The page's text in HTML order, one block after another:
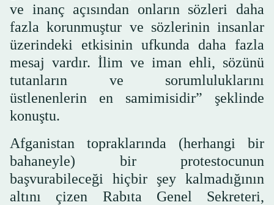
ve inanç açısından onların sözleri daha
fazla korunmuştur ve sözlerinin insanlar
üzerindeki etkisinin ufkunda daha fazla
mesaj vardır. İlim ve iman ehli, sözünü
tutanların ve sorumluluklarını
üstlenenlerin en samimisidir” şeklinde
konuştu.
Afganistan topraklarında (herhangi bir
bahaneyle) bir protestocunun
başvurabileceği hiçbir şey kalmadığının
altını çizen Rabıta Genel Sekreteri,